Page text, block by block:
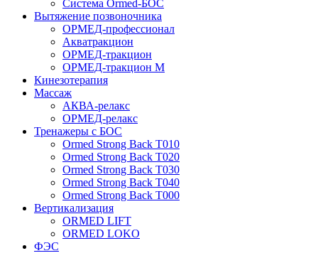
Система Ormed-БОС
Вытяжение позвоночника
ОРМЕД-профессионал
Акватракцион
ОРМЕД-тракцион
ОРМЕД-тракцион М
Кинезотерапия
Массаж
АКВА-релакс
ОРМЕД-релакс
Тренажеры с БОС
Ormed Strong Back Т010
Ormed Strong Back Т020
Ormed Strong Back Т030
Ormed Strong Back Т040
Ormed Strong Back Т000
Вертикализация
ORMED LIFT
ORMED LOKO
ФЭС